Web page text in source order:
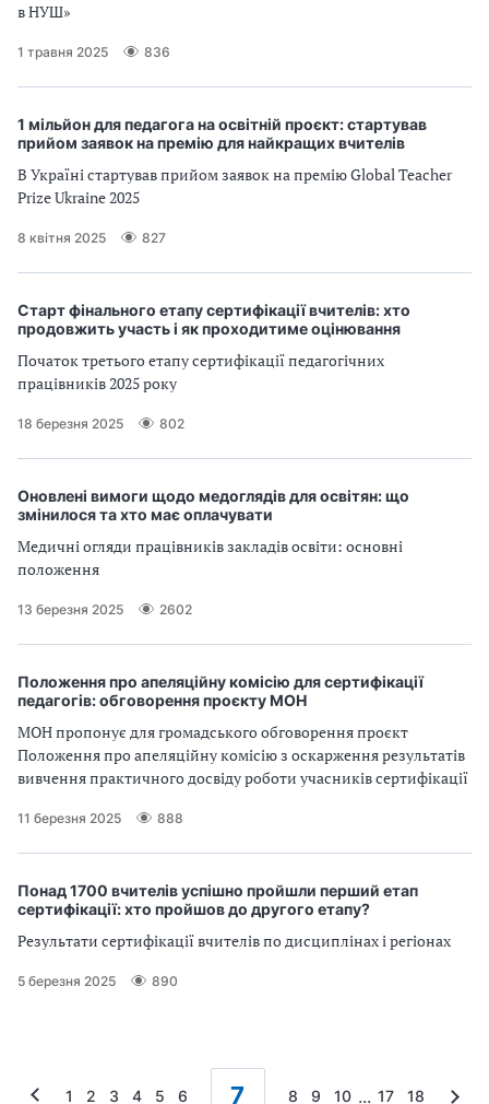
в НУШ»
1 травня 2025 836
1 мільйон для педагога на освітній проєкт: стартував
прийом заявок на премію для найкращих вчителів
В Україні стартував прийом заявок на премію Global Teacher
Prize Ukraine 2025
8 квітня 2025 827
Старт фінального етапу сертифікації вчителів: хто
продовжить участь і як проходитиме оцінювання
Початок третього етапу сертифікації педагогічних
працівників 2025 року
18 березня 2025 802
Оновлені вимоги щодо медоглядів для освітян: що
змінилося та хто має оплачувати
Медичні огляди працівників закладів освіти: основні
положення
13 березня 2025 2602
Положення про апеляційну комісію для сертифікації
педагогів: обговорення проєкту МОН
МОН пропонує для громадського обговорення проєкт
Положення про апеляційну комісію з оскарження результатів
вивчення практичного досвіду роботи учасників сертифікації
11 березня 2025 888
Понад 1700 вчителів успішно пройшли перший етап
сертифікації: хто пройшов до другого етапу?
Результати сертифікації вчителів по дисциплінах і регіонах
5 березня 2025 890
1 2 3 4 5 6 7 8 9 10 ... 17 18